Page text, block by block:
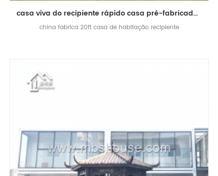
casa viva do recipiente rápido casa pré-fabricada design moderno casas pré-fabricadas
china fabrica 20ft casa de habitação recipiente